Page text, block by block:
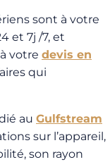
sont à votre
et 7j /7, et
votre devis en
qui
au Gulfstream
sur l’appareil,
son rayon